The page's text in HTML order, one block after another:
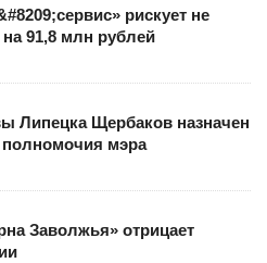
рискует не
на 91,8 млн рублей
Липецка Щербаков назначен
мэра
Заволжья» отрицает